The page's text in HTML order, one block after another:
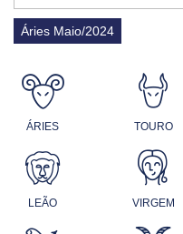
Áries Maio/2024
ÁRIES TOURO
LEÃO VIRGEM